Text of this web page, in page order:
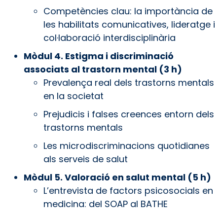
Competències clau: la importància de
les habilitats comunicatives, lideratge i
col·laboració interdisciplinària
Mòdul 4. Estigma i discriminació
associats al trastorn mental (3 h)
Prevalença real dels trastorns mentals
en la societat
Prejudicis i falses creences entorn dels
trastorns mentals
Les microdiscriminacions quotidianes
als serveis de salut
Mòdul 5. Valoració en salut mental (5 h)
L’entrevista de factors psicosocials en
medicina: del SOAP al BATHE